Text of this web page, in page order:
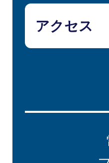
アクセス